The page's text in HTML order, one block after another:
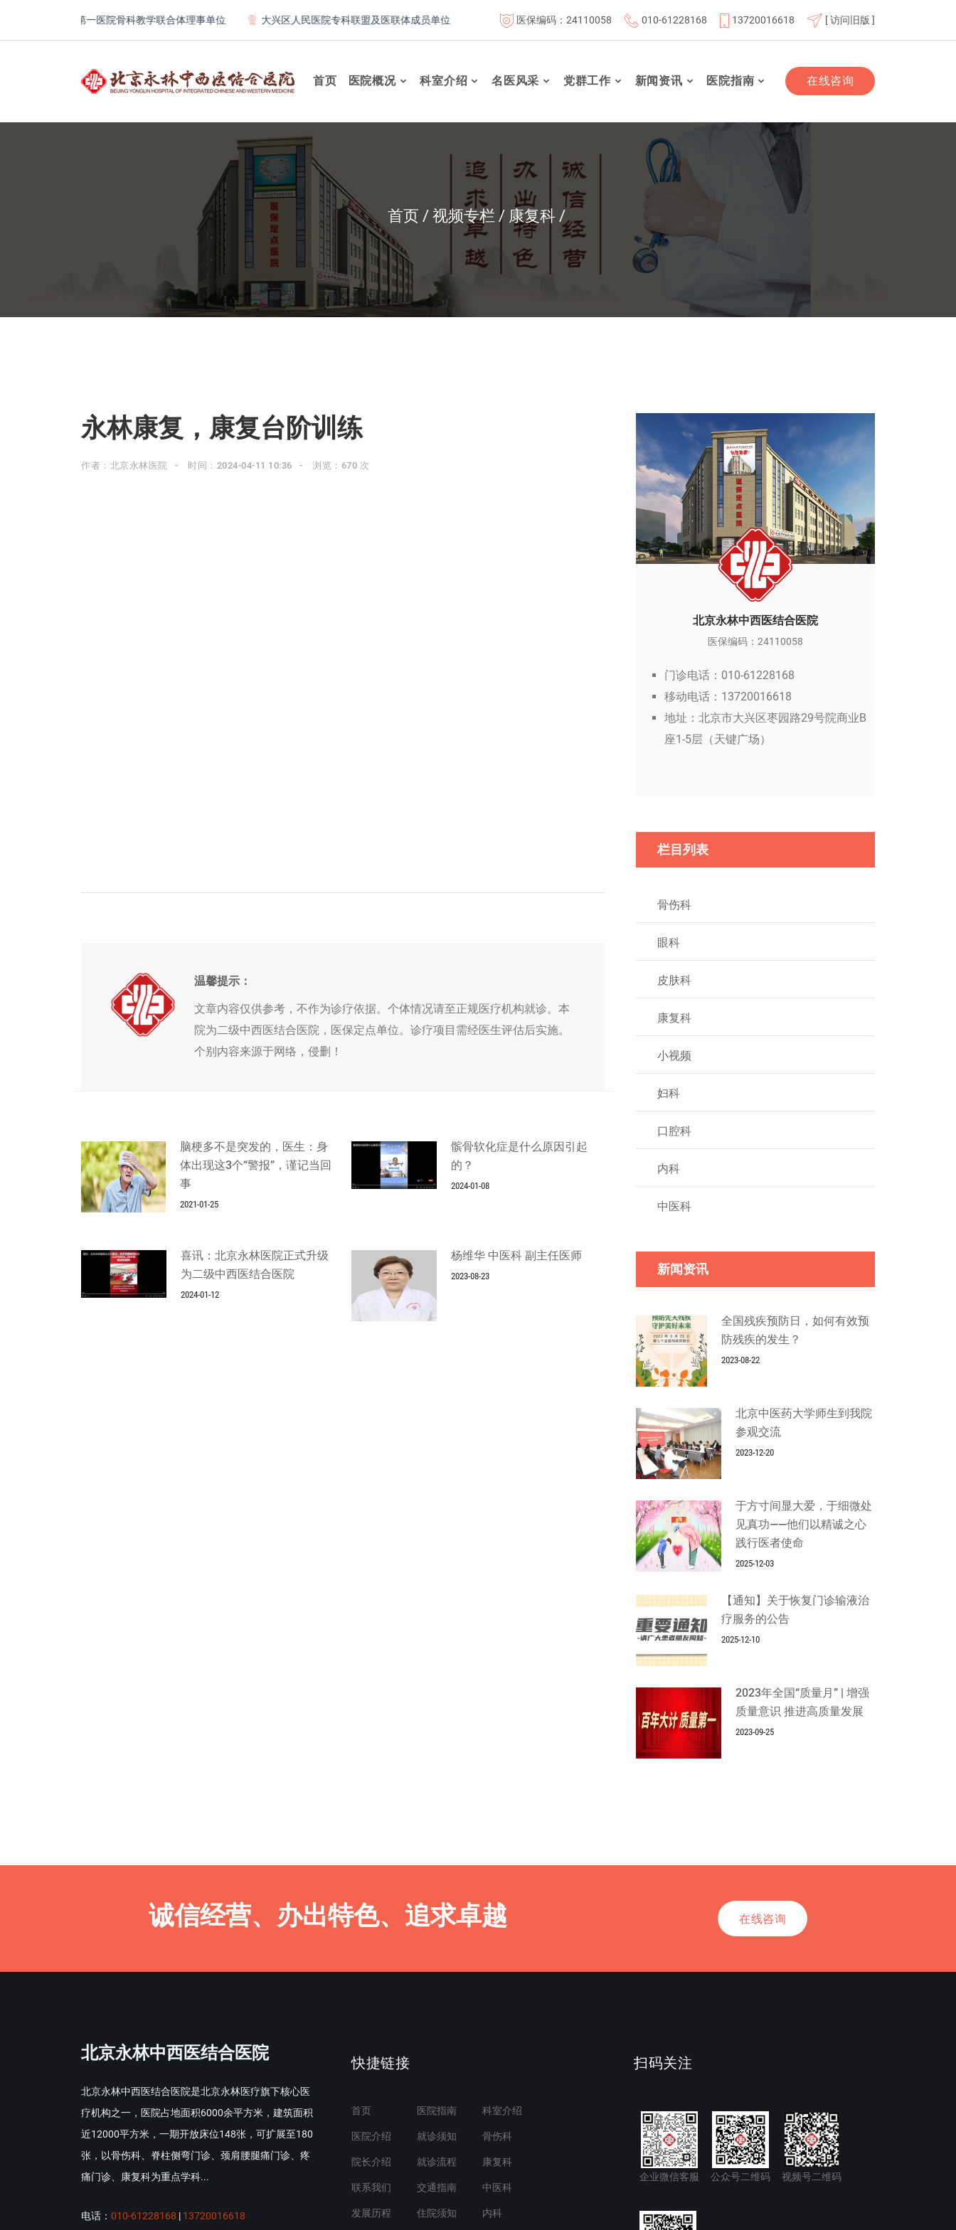
北京大学第一医院骨科教学联合体理事单位 大兴区人民医院专科联盟及医联体成员单位 首都医科大学附属北京康复医院联体成员单位 北京航天总医院联体成员单位 北京市老年友善医疗
医保编码：24110058 010-61228168 13720016618 [ 访问旧版 ]
首页 医院概况 科室介绍 名医风采 党群工作 新闻资讯 医院指南 在线咨询
首页 视频专栏 康复科
永林康复，康复台阶训练
作者：北京永林医院 时间：2024-04-11 10:36 浏览：670 次
温馨提示：
文章内容仅供参考，不作为诊疗依据。个体情况请至正规医疗机构就诊。本
院为二级中西医结合医院，医保定点单位。诊疗项目需经医生评估后实施。
个别内容来源于网络，侵删！
脑梗多不是突发的，医生：身
体出现这3个“警报”，谨记当回
事
2021-01-25
髌骨软化症是什么原因引起
的？
2024-01-08
喜讯：北京永林医院正式升级
为二级中西医结合医院
2024-01-12
杨维华 中医科 副主任医师
2023-08-23
北京永林中西医结合医院
医保编码：24110058
门诊电话：010-61228168
移动电话：13720016618
地址：北京市大兴区枣园路29号院商业B
座1-5层（天键广场）
栏目列表
骨伤科
眼科
皮肤科
康复科
小视频
妇科
口腔科
内科
中医科
新闻资讯
全国残疾预防日，如何有效预
防残疾的发生？
2023-08-22
北京中医药大学师生到我院
参观交流
2023-12-20
于方寸间显大爱，于细微处
见真功——他们以精诚之心
践行医者使命
2025-12-03
【通知】关于恢复门诊输液治
疗服务的公告
2025-12-10
2023年全国“质量月” | 增强
质量意识 推进高质量发展
2023-09-25
诚信经营、办出特色、追求卓越 在线咨询
北京永林中西医结合医院
北京永林中西医结合医院是北京永林医疗旗下核心医
疗机构之一，医院占地面积6000余平方米，建筑面积
近12000平方米，一期开放床位148张，可扩展至180
张，以骨伤科、脊柱侧弯门诊、颈肩腰腿痛门诊、疼
痛门诊、康复科为重点学科...
电话： 010-61228168 | 13720016618
快捷链接
首页
医院介绍
院长介绍
联系我们
发展历程
医院指南
就诊须知
就诊流程
交通指南
住院须知
科室介绍
骨伤科
康复科
中医科
内科
扫码关注
企业微信客服 公众号二维码 视频号二维码